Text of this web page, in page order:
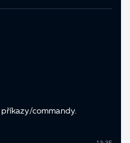
commandy.